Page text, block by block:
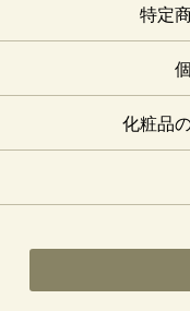
特定
化粧品